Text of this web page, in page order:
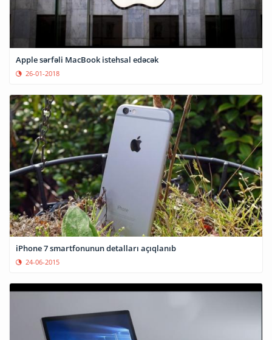
Apple sərfəli MacBook istehsal edəcək
26-01-2018
iPhone 7 smartfonunun detalları açıqlanıb
24-06-2015